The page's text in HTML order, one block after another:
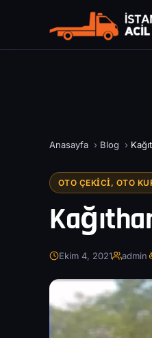
Anasayfa › Blog ›
OTO ÇEKICI, OTO
Ekim 4, 2021 admin